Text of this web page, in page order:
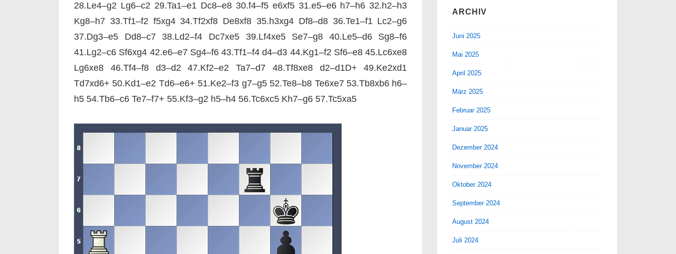
28.Le4–g2 Lg6–c2 29.Ta1–e1 Dc8–e8 30.f4–f5 e6xf5 31.e5–e6 h7–h6 32.h2–h3
Kg8–h7 33.Tf1–f2 f5xg4 34.Tf2xf8 De8xf8 35.h3xg4 Df8–d8 36.Te1–f1 Lc2–g6
37.Dg3–e5 Dd8–c7 38.Ld2–f4 Dc7xe5 39.Lf4xe5 Se7–g8 40.Le5–d6 Sg8–f6
41.Lg2–c6 Sf6xg4 42.e6–e7 Sg4–f6 43.Tf1–f4 d4–d3 44.Kg1–f2 Sf6–e8 45.Lc6xe8
Lg6xe8 46.Tf4–f8 d3–d2 47.Kf2–e2 Ta7–d7 48.Tf8xe8 d2–d1D+ 49.Ke2xd1
Td7xd6+ 50.Kd1–e2 Td6–e6+ 51.Ke2–f3 g7–g5 52.Te8–b8 Te6xe7 53.Tb8xb6 h6–
h5 54.Tb6–c6 Te7–f7+ 55.Kf3–g2 h5–h4 56.Tc6xc5 Kh7–g6 57.Tc5xa5
ARCHIV
Juni 2025
Mai 2025
April 2025
März 2025
Februar 2025
Januar 2025
Dezember 2024
November 2024
Oktober 2024
September 2024
August 2024
Juli 2024